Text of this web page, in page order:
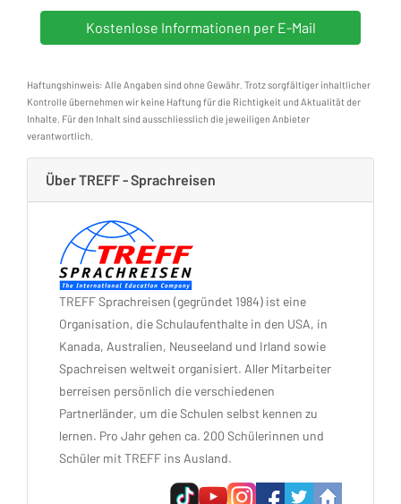
Haftungshinweis: Alle Angaben sind ohne Gewähr. Trotz sorgfältiger inhaltlicher
Kontrolle übernehmen wir keine Haftung für die Richtigkeit und Aktualität der
Inhalte. Für den Inhalt sind ausschliesslich die jeweiligen Anbieter
verantwortlich.
Über TREFF - Sprachreisen
TREFF Sprachreisen (gegründet 1984) ist eine
Organisation, die Schulaufenthalte in den USA, in
Kanada, Australien, Neuseeland und Irland sowie
Spachreisen weltweit organisiert. Aller Mitarbeiter
berreisen persönlich die verschiedenen
Partnerländer, um die Schulen selbst kennen zu
lernen. Pro Jahr gehen ca. 200 Schülerinnen und
Schüler mit TREFF ins Ausland.